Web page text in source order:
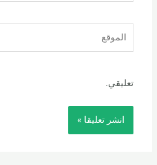
تعليقي.